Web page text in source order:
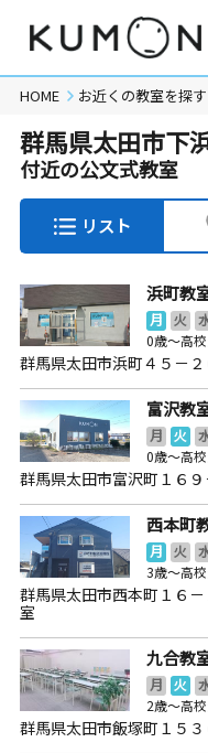
HOME お近くの教室を探す
群馬県太田市下
付近の公文式教室
リスト
浜町教
月 火
0歳～高
群馬県太田市浜町４５－２
富沢教
月 火
0歳～高
群馬県太田市富沢町１６９
西本町
月 火
3歳～高
群馬県太田市西本町１６
室
九合教
月 火
2歳～高
群馬県太田市飯塚町１５